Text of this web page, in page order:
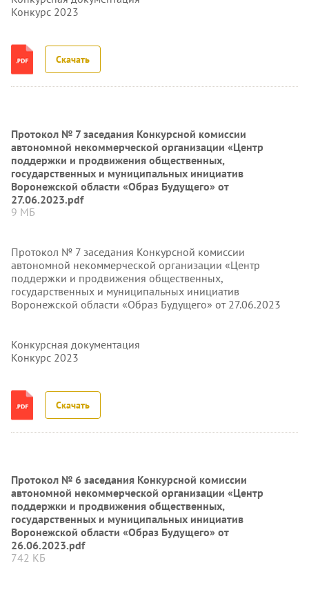
Конкурс 2023
Скачать
Протокол № 7 заседания Конкурсной комиссии
автономной некоммерческой организации «Центр
поддержки и продвижения общественных,
государственных и муниципальных инициатив
Воронежской области «Образ Будущего» от
27.06.2023.pdf
9 МБ
Протокол № 7 заседания Конкурсной комиссии
автономной некоммерческой организации «Центр
поддержки и продвижения общественных,
государственных и муниципальных инициатив
Воронежской области «Образ Будущего» от 27.06.2023
Конкурсная документация
Конкурс 2023
Скачать
Протокол № 6 заседания Конкурсной комиссии
автономной некоммерческой организации «Центр
поддержки и продвижения общественных,
государственных и муниципальных инициатив
Воронежской области «Образ Будущего» от
26.06.2023.pdf
742 КБ